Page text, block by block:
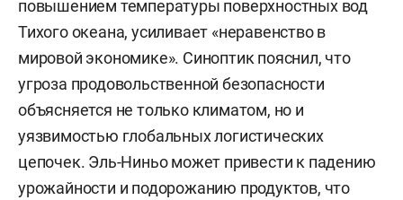
повышением температуры поверхностных вод
Тихого океана, усиливает «неравенство в
мировой экономике». Синоптик пояснил, что
угроза продовольственной безопасности
объясняется не только климатом, но и
уязвимостью глобальных логистических
цепочек. Эль-Ниньо может привести к падению
урожайности и подорожанию продуктов, что